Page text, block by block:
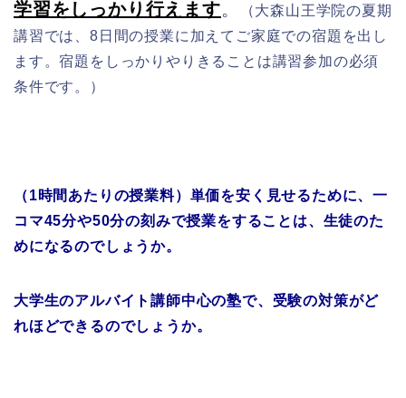
学習をしっかり行えます。
（大森山王学院の夏期
講習では、8日間の授業に加えてご家庭での宿題を出し
ます。宿題をしっかりやりきることは講習参加の必須
条件です。）
（1時間あたりの授業料）単価を安く見せるために、一
コマ45分や50分の刻みで授業をすることは、生徒のた
めになるのでしょうか。
大学生のアルバイト講師中心の塾で、受験の対策がど
れほどできるのでしょうか。